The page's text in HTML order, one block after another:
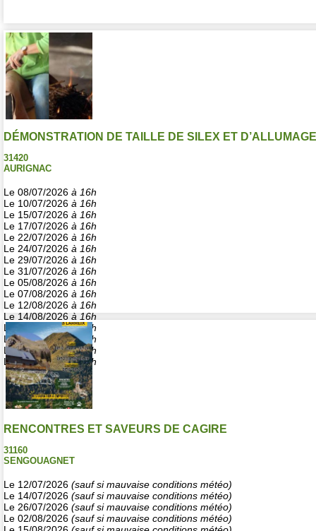
DÉMONSTRATION DE TAILLE DE SILEX ET
31420
AURIGNAC
Le 08/07/2026 à 16h
Le 10/07/2026 à 16h
Le 15/07/2026 à 16h
Le 17/07/2026 à 16h
Le 22/07/2026 à 16h
Le 24/07/2026 à 16h
Le 29/07/2026 à 16h
Le 31/07/2026 à 16h
Le 05/08/2026 à 16h
Le 07/08/2026 à 16h
Le 12/08/2026 à 16h
Le 14/08/2026à 16h
Le 19/08/2026à 16h
Le 21/08/2026à 16h
Le 26/08/2026à 16h
Le 28/08/2026à 16h
RENCONTRES ET SAVEURS DE CAGIRE
31160
SENGOUAGNET
Le 12/07/2026 (sauf si mauvaise conditions météo)
Le 14/07/2026 (sauf si mauvaise conditions météo)
Le 26/07/2026 (sauf si mauvaise conditions météo)
Le 02/08/2026 (sauf si mauvaise conditions météo)